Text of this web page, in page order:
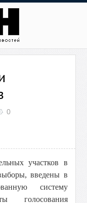
0
участков в
введены в
систему
голосования